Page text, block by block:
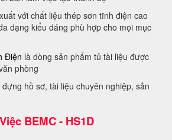
với chất liệu thép sơn tĩnh điện cao
dạng kiểu dáng phù hợp cho mọi mục
Điện là dòng sản phẩm tủ tài liệu được
phòng
hồ sơ, tài liệu chuyên nghiệp, sản
BEMC - HS1D